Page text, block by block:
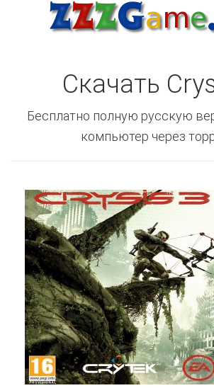
Скачать
Бесплатно полную русскую
компьютер через